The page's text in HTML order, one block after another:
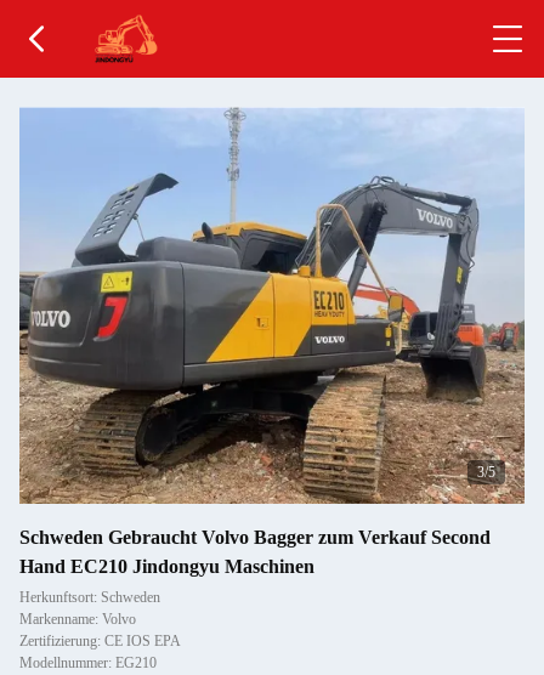
4/5
Schweden Gebraucht Volvo Bagger zum Verkauf Second
Hand EC210 Jindongyu Maschinen
Herkunftsort: Schweden
Markenname: Volvo
Zertifizierung: CE IOS EPA
Modellnummer: EG210